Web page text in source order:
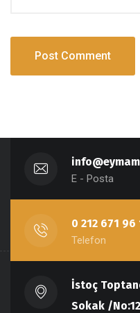
E - Posta
0 212 671 96
Telefon
İstoç
Sokak /